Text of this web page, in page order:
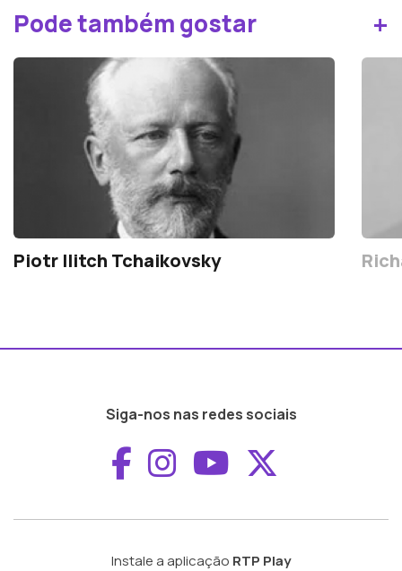
Pode também gostar +
Piotr Ilitch Tchaikovsky
Siga-nos nas redes sociais
Aceder ao
Aceder ao
Aceder ao
Instale a aplicação RTP Play